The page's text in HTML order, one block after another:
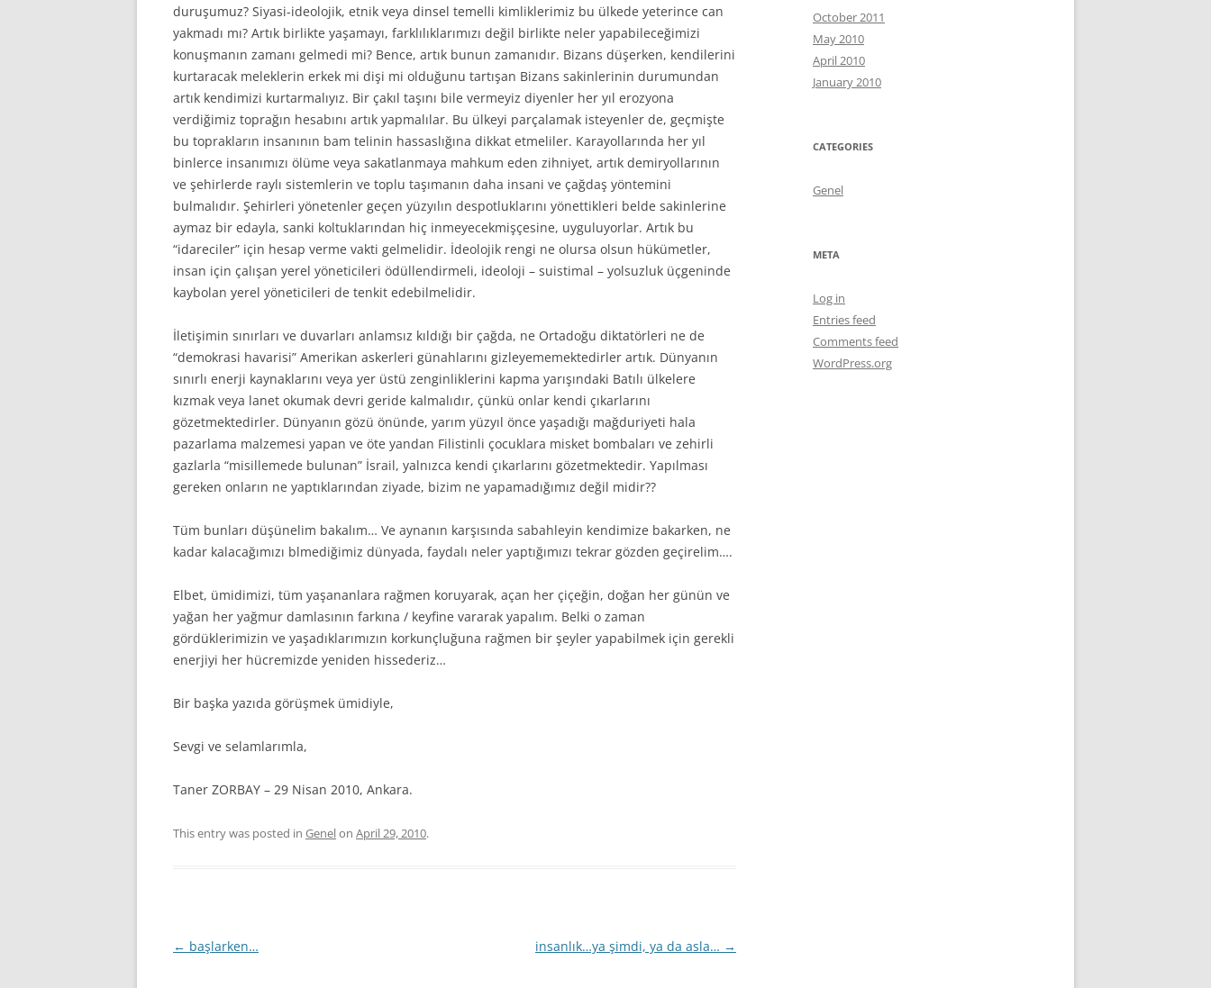
duruşumuz? Siyasi-ideolojik, etnik veya dinsel temelli kimliklerimiz bu ülkede yeterince can
yakmadı mı? Artık birlikte yaşamayı, farklılıklarımızı değil birlikte neler yapabileceğimizi
konuşmanın zamanı gelmedi mi? Bence, artık bunun zamanıdır. Bizans düşerken, kendilerini
kurtaracak meleklerin erkek mi dişi mi olduğunu tartışan Bizans sakinlerinin durumundan
artık kendimizi kurtarmalıyız. Bir çakıl taşını bile vermeyiz diyenler her yıl erozyona
verdiğimiz toprağın hesabını artık yapmalılar. Bu ülkeyi parçalamak isteyenler de, geçmişte
bu toprakların insanının bam telinin hassaslığına dikkat etmeliler. Karayollarında her yıl
binlerce insanımızı ölüme veya sakatlanmaya mahkum eden zihniyet, artık demiryollarının
ve şehirlerde raylı sistemlerin ve toplu taşımanın daha insani ve çağdaş yöntemini
bulmalıdır. Şehirleri yönetenler geçen yüzyılın despotluklarını yönettikleri belde sakinlerine
aymaz bir edayla, sanki koltuklarından hiç inmeyecekmişçesine, uyguluyorlar. Artık bu
“idareciler” için hesap verme vakti gelmelidir. İdeolojik rengi ne olursa olsun hükümetler,
insan için çalışan yerel yöneticileri ödüllendirmeli, ideoloji – suistimal – yolsuzluk üçgeninde
kaybolan yerel yöneticileri de tenkit edebilmelidir.
İletişimin sınırları ve duvarları anlamsız kıldığı bir çağda, ne Ortadoğu diktatörleri ne de
“demokrasi havarisi” Amerikan askerleri günahlarını gizleyememektedirler artık. Dünyanın
sınırlı enerji kaynaklarını veya yer üstü zenginliklerini kapma yarışındaki Batılı ülkelere
kızmak veya lanet okumak devri geride kalmalıdır, çünkü onlar kendi çıkarlarını
gözetmektedirler. Dünyanın gözü önünde, yarım yüzyıl önce yaşadığı mağduriyeti hala
pazarlama malzemesi yapan ve öte yandan Filistinli çocuklara misket bombaları ve zehirli
gazlarla “misillemede bulunan” İsrail, yalnızca kendi çıkarlarını gözetmektedir. Yapılması
gereken onların ne yaptıklarından ziyade, bizim ne yapamadığımız değil midir??
Tüm bunları düşünelim bakalım… Ve aynanın karşısında sabahleyin kendimize bakarken, ne
kadar kalacağımızı blmediğimiz dünyada, faydalı neler yaptığımızı tekrar gözden geçirelim….
Elbet, ümidimizi, tüm yaşananlara rağmen koruyarak, açan her çiçeğin, doğan her günün ve
yağan her yağmur damlasının farkına / keyfine vararak yapalım. Belki o zaman
gördüklerimizin ve yaşadıklarımızın korkunçluğuna rağmen bir şeyler yapabilmek için gerekli
enerjiyi her hücremizde yeniden hissederiz…
Bir başka yazıda görüşmek ümidiyle,
Sevgi ve selamlarımla,
Taner ZORBAY – 29 Nisan 2010, Ankara.
This entry was posted in Genelon April 29, 2010.
Post
← başlarken… insanlık…ya şimdi, ya da asla… →
October 2011
May 2010
April 2010
January 2010
CATEGORIES
Genel
META
Log in
Entries feed
Comments feed
WordPress.org